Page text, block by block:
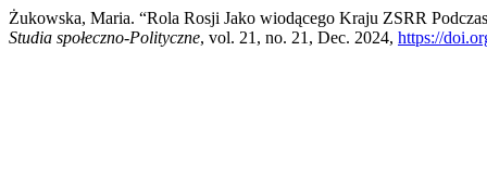
Żukowska, Maria. “Rola Rosji Jako wiodącego Kraju ZSRR
Studia społeczno-Polityczne, vol. 21, no. 21, Dec. 2024, https://